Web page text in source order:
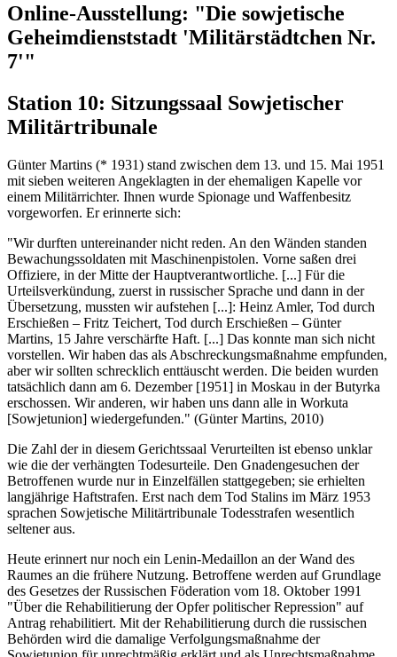
Online-Ausstellung: "Die sowjetische
Geheimdienststadt 'Militärstädtchen Nr.
7'"
Station 10: Sitzungssaal Sowjetischer
Militärtribunale
Günter Martins (* 1931) stand zwischen dem 13. und 15. Mai 1951
mit sieben weiteren Angeklagten in der ehemaligen Kapelle vor
einem Militärrichter. Ihnen wurde Spionage und Waffenbesitz
vorgeworfen. Er erinnerte sich:
"Wir durften untereinander nicht reden. An den Wänden standen
Bewachungssoldaten mit Maschinenpistolen. Vorne saßen drei
Offiziere, in der Mitte der Hauptverantwortliche. [...] Für die
Urteilsverkündung, zuerst in russischer Sprache und dann in der
Übersetzung, mussten wir aufstehen [...]: Heinz Amler, Tod durch
Erschießen – Fritz Teichert, Tod durch Erschießen – Günter
Martins, 15 Jahre verschärfte Haft. [...] Das konnte man sich nicht
vorstellen. Wir haben das als Abschreckungsmaßnahme empfunden,
aber wir sollten schrecklich enttäuscht werden. Die beiden wurden
tatsächlich dann am 6. Dezember [1951] in Moskau in der Butyrka
erschossen. Wir anderen, wir haben uns dann alle in Workuta
[Sowjetunion] wiedergefunden." (Günter Martins, 2010)
Die Zahl der in diesem Gerichtssaal Verurteilten ist ebenso unklar
wie die der verhängten Todesurteile. Den Gnadengesuchen der
Betroffenen wurde nur in Einzelfällen stattgegeben; sie erhielten
langjährige Haftstrafen. Erst nach dem Tod Stalins im März 1953
sprachen Sowjetische Militärtribunale Todesstrafen wesentlich
seltener aus.
Heute erinnert nur noch ein Lenin-Medaillon an der Wand des
Raumes an die frühere Nutzung. Betroffene werden auf Grundlage
des Gesetzes der Russischen Föderation vom 18. Oktober 1991
"Über die Rehabilitierung der Opfer politischer Repression" auf
Antrag rehabilitiert. Mit der Rehabilitierung durch die russischen
Behörden wird die damalige Verfolgungsmaßnahme der